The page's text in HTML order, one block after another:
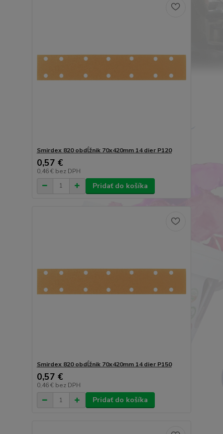
Smirdex 820 obdĺžnik 70x420mm 14 dier P120
0,57 €
0,46 € bez DPH
Pridať do košíka
Smirdex 820 obdĺžnik 70x420mm 14 dier P150
0,57 €
0,46 € bez DPH
Pridať do košíka